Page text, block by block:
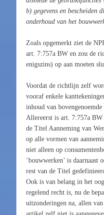
b) gegevens en bescheiden
onderhoud van het
Zoals opgemerkt ziet de
art. 7:757a BW en zou de
enigszins) op aan moeten
Voordat de richtlijn zelf
vooraf enkele
inhoud van
Allereerst is art. 7:757a
de Titel Aanneming van
op alle vormen van
niet alleen op
‘bouwwerken’ is
rest van de Titel
Ook is van belang in het
regelend recht is, nu de
uitzonderingen na, allen